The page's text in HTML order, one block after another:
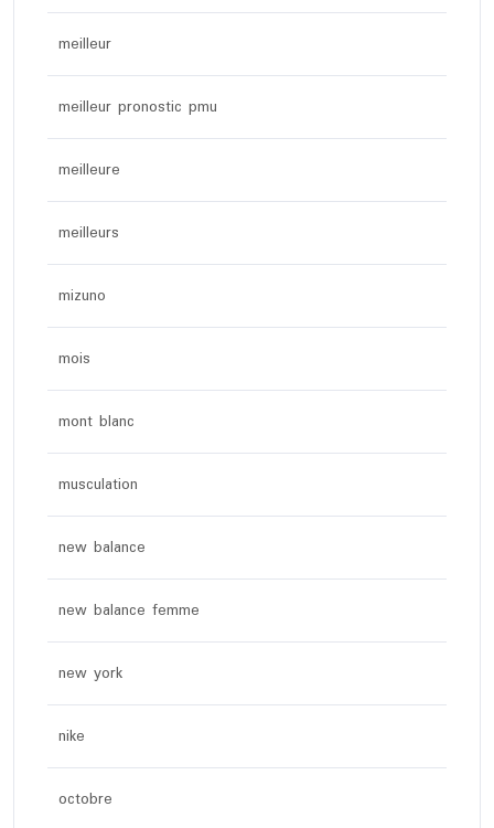
meilleur
meilleur pronostic pmu
meilleure
meilleurs
mizuno
mois
mont blanc
musculation
new balance
new balance femme
new york
nike
octobre